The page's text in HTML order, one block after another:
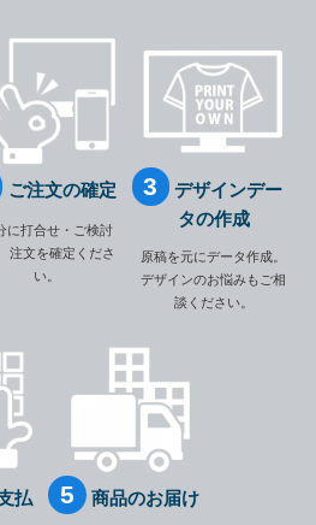
ご注文の確定
に打合せ・ご検討
注文を確定くださ
い。
デザインデー
タの作成
原稿を元にデータ作成。
デザインのお悩みもご相
談ください。
払
商品のお届け